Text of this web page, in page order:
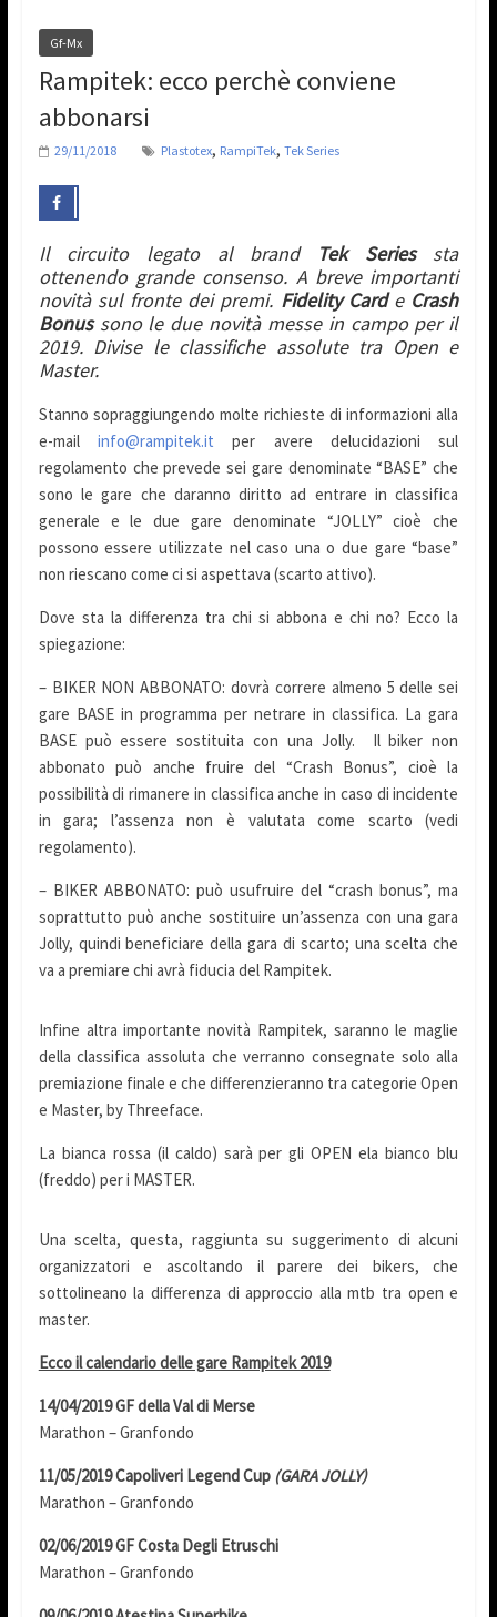
Gf-Mx
Rampitek: ecco perchè conviene
abbonarsi
29/11/2018 Plastotex, RampiTek, Tek Series
Il circuito legato al brand Tek Seriessta
ottenendo grande consenso. A breve importanti
novità sul fronte dei premi. Fidelity Carde Crash
Bonus sono le due novità messe in campo per il
2019. Divise le classifiche assolute tra Open e
Master.
Stanno sopraggiungendo molte richieste di informazioni alla
e-mailinfo@rampitek.it per avere delucidazioni sul
regolamento che prevede sei gare denominate “BASE” che
sono le gare che daranno diritto ad entrare in classifica
generale e le due gare denominate “JOLLY” cioè che
possono essere utilizzate nel caso una o due gare “base”
non riescano come ci si aspettava (scarto attivo).
Dove sta la differenza tra chi si abbona e chi no? Ecco la
spiegazione:
– BIKER NON ABBONATO: dovrà correre almeno 5 delle sei
gare BASE in programma per netrare in classifica. La gara
BASE può essere sostituita con una Jolly. Il biker non
abbonato può anche fruire del “Crash Bonus”, cioè la
possibilità di rimanere in classifica anche in caso di incidente
in gara; l’assenza non è valutata come scarto (vedi
regolamento).
– BIKER ABBONATO: può usufruire del “crash bonus”, ma
soprattutto può anche sostituire un’assenza con una gara
Jolly, quindi beneficiare della gara di scarto; una scelta che
va a premiare chi avrà fiducia del Rampitek.
Infine altra importante novità Rampitek, saranno le maglie
della classifica assoluta che verranno consegnate solo alla
premiazione finale e che differenzieranno tra categorie Open
e Master, by Threeface.
La bianca rossa (il caldo) sarà per gli OPEN ela bianco blu
(freddo) per i MASTER.
Una scelta, questa, raggiunta su suggerimento di alcuni
organizzatori e ascoltando il parere dei bikers, che
sottolineano la differenza di approccio alla mtb tra open e
master.
Ecco il calendario delle gare Rampitek 2019
14/04/2019 GF della Val di Merse
Marathon – Granfondo
11/05/2019 Capoliveri Legend Cup (GARA JOLLY)
Marathon – Granfondo
02/06/2019 GF Costa Degli Etruschi
Marathon – Granfondo